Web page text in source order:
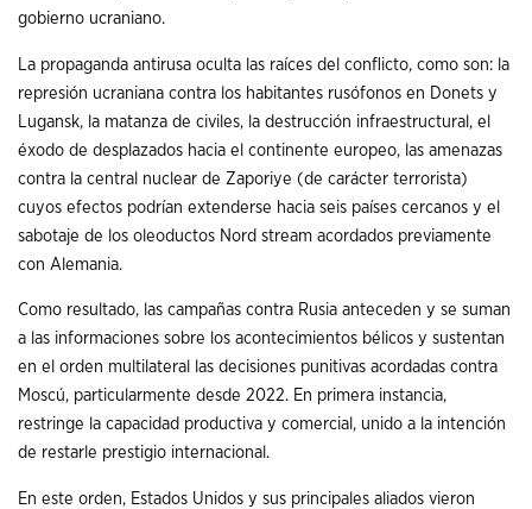
gobierno ucraniano.
La propaganda antirusa oculta las raíces del conflicto, como son: la
represión ucraniana contra los habitantes rusófonos en Donets y
Lugansk, la matanza de civiles, la destrucción infraestructural, el
éxodo de desplazados hacia el continente europeo, las amenazas
contra la central nuclear de Zaporiye (de carácter terrorista)
cuyos efectos podrían extenderse hacia seis países cercanos y el
sabotaje de los oleoductos Nord stream acordados previamente
con Alemania.
Como resultado, las campañas contra Rusia anteceden y se suman
a las informaciones sobre los acontecimientos bélicos y sustentan
en el orden multilateral las decisiones punitivas acordadas contra
Moscú, particularmente desde 2022. En primera instancia,
restringe la capacidad productiva y comercial, unido a la intención
de restarle prestigio internacional.
En este orden, Estados Unidos y sus principales aliados vieron